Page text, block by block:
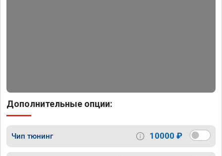
Дополнительные опции:
Чип тюнинг 10000 ₽